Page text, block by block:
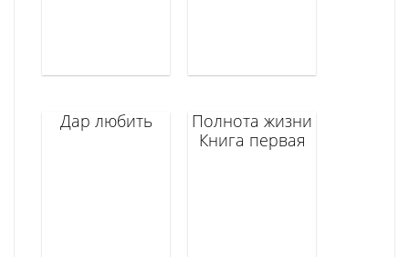
Дар любить
Полнота жизни
Книга первая